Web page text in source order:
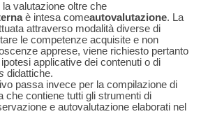
la valutazione oltre che
è intesa comeautovalutazione. La
attraverso modalità diverse di
le competenze acquisite e non
apprese, viene richiesto pertanto
applicative dei contenuti o di
didattiche.
passa invece per la compilazione di
che contiene tutti gli strumenti di
e autovalutazione elaborati nel